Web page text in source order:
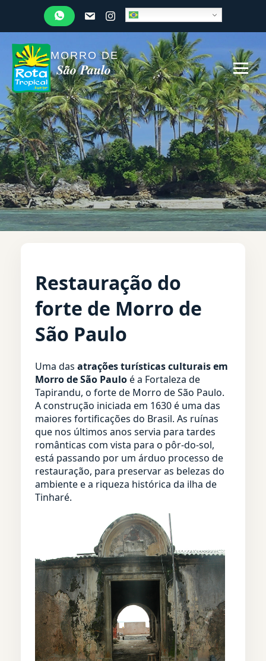
MORRO DE
São Paulo
Restauração do
forte de Morro de
São Paulo
Uma das atrações turísticas culturais em
Morro de São Pauloé a Fortaleza de
Tapirandu, o forte de Morro de São Paulo.
A construção iniciada em 1630 é uma das
maiores fortificações do Brasil. As ruínas
que nos últimos anos servia para tardes
românticas com vista para o pôr-do-sol,
está passando por um árduo processo de
restauração, para preservar as belezas do
ambiente e a riqueza histórica da ilha de
Tinharé.